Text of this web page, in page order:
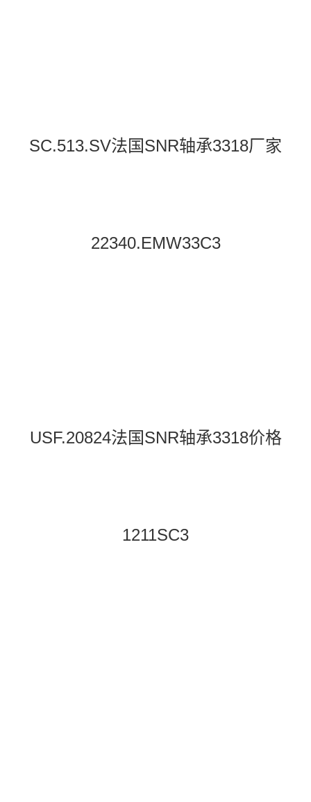
SC.513.SV法国SNR轴承3318厂家
22340.EMW33C3
USF.20824法国SNR轴承3318价格
1211SC3